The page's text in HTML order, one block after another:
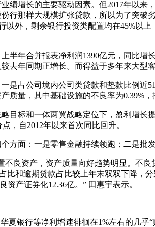
增长的主要驱动因素。但2017年以来
行那样大规模扩张贷款，所以为了突
以外，剩余银行投资类配置均在45%以
半年合并报表净利润1390亿元，同比增
去年同期正增长。而得益于多年来大型
占公司境内公司类贷款和垫款比例近
量，其中基础设施的不良率为0.39%，
标和一体两翼战略定位下，盈利增长
，自2012年以来首次同比回升。
面：一是零售金融持续领跑；二是批
资产，资产质量向好趋势明显。不良
比和逾期贷款占比较上年末双双下降，
资产证券化12.36亿。” 田惠宇表示。
银行等净利增速徘徊在1%左右的几乎“